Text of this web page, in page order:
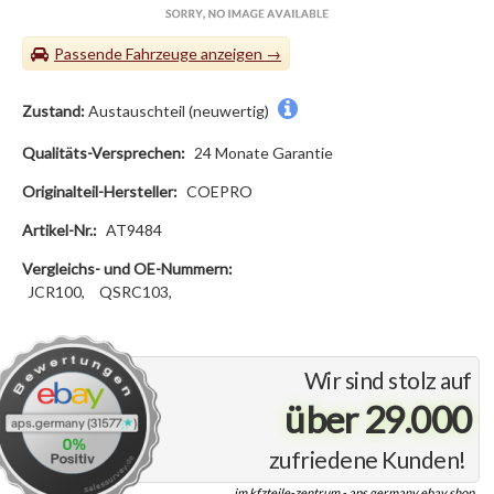
Passende Fahrzeuge
Wir sind stolz auf
über 29.000
zufriedene Kunden!
Zustand:Austauschteil (neuwertig)
Qualitäts-Versprechen: 24 Monate Garantie
Originalteil-Hersteller: COEPRO
Artikel-Nr.: AT9484
Vergleichs- und OE-Nummern:
JCR100,
QSRC103,